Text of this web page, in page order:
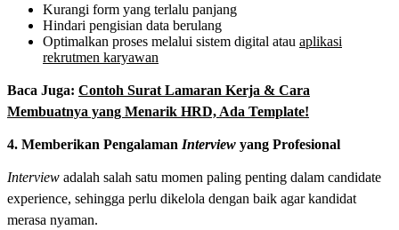
Kurangi form yang terlalu panjang
Hindari pengisian data berulang
Optimalkan proses melalui sistem digital atau aplikasi
rekrutmen karyawan
Baca Juga: Contoh Surat Lamaran Kerja & Cara
Membuatnya yang Menarik HRD, Ada Template!
4. Memberikan Pengalaman Interview yang Profesional
Interview adalah salah satu momen paling penting dalam candidate
experience, sehingga perlu dikelola dengan baik agar kandidat
merasa nyaman.